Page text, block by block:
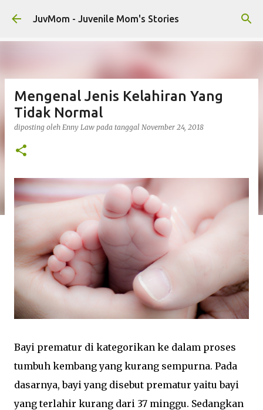
Langsung ke konten utama
JuvMom - Juvenile Mom's Stories
Mengenal Jenis Kelahiran Yang
Tidak Normal
diposting oleh Enny Law pada tanggal November 24, 2018
Bayi prematur di kategorikan ke dalam proses
tumbuh kembang yang kurang sempurna. Pada
dasarnya, bayi yang disebut prematur yaitu bayi
yang terlahir kurang dari 37 minggu. Sedangkan